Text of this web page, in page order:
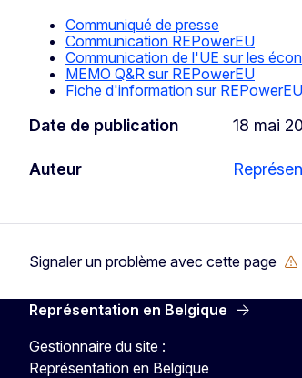
Communiqué de presse
Communication REPowerEU
Communication de l'UE sur les
MEMO Q&R sur REPowerEU
Fiche d'information sur REPowerEU
Date de publication 18 mai
Auteur
Signaler un problème avec cette page
Représentation en Belgique
Gestionnaire du site :
Représentation en Belgique